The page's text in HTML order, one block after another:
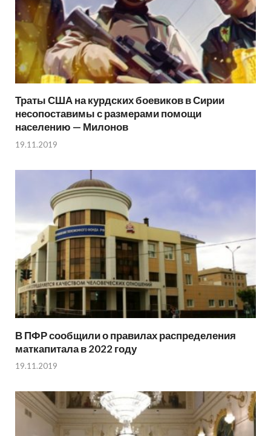
Траты США на курдских боевиков в Сирии
несопоставимы с размерами помощи
населению — Милонов
19.11.2019
В ПФР сообщили о правилах распределения
маткапитала в 2022 году
19.11.2019